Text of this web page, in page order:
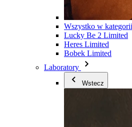
Wszystko w
Lucky Be 2 Limited
Heres Limited
Bobek Limited
Laboratory
Wstecz